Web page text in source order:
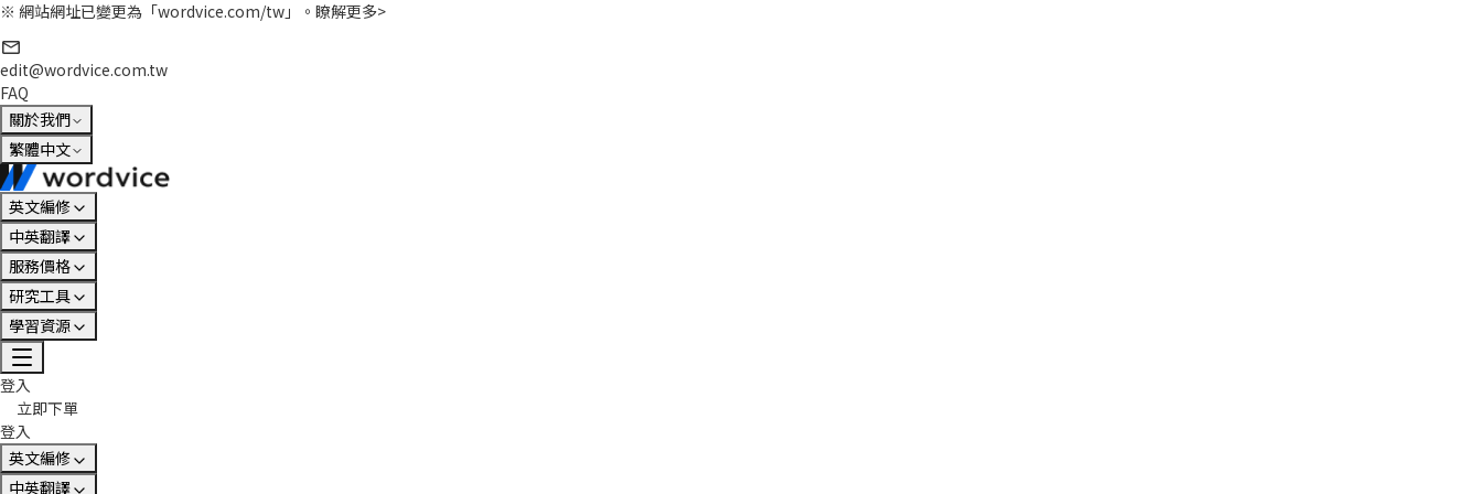
※ 網站網址已變更為「wordvice.com/tw」。 瞭解更多>
edit@wordvice.com.tw
FAQ
關於我們
繁體中文
英文編修
中英翻譯
服務價格
研究工具
學習資源
登入
立即下單
登入
英文編修
中英翻譯